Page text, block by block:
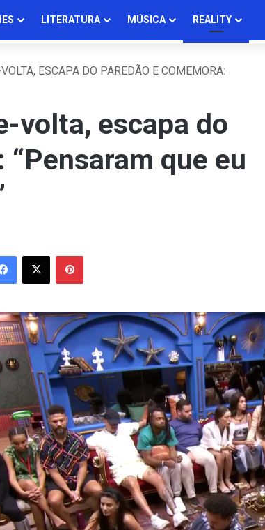
LITERATURA MÚSICA REALITY
ESCAPA DO PAREDÃO E COMEMORA:
volta, escapa do
que eu
Facebook
X Pinterest